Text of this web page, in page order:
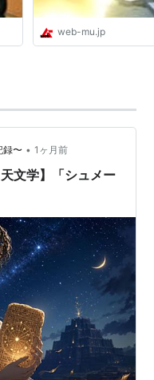
web-mu.jp
録〜 • 1ヶ月前
文学】「シュメー